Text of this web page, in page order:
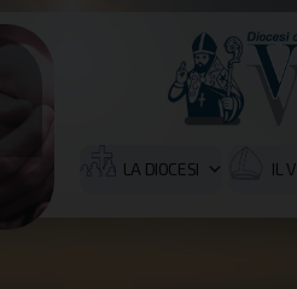
LA DIOCESI IL